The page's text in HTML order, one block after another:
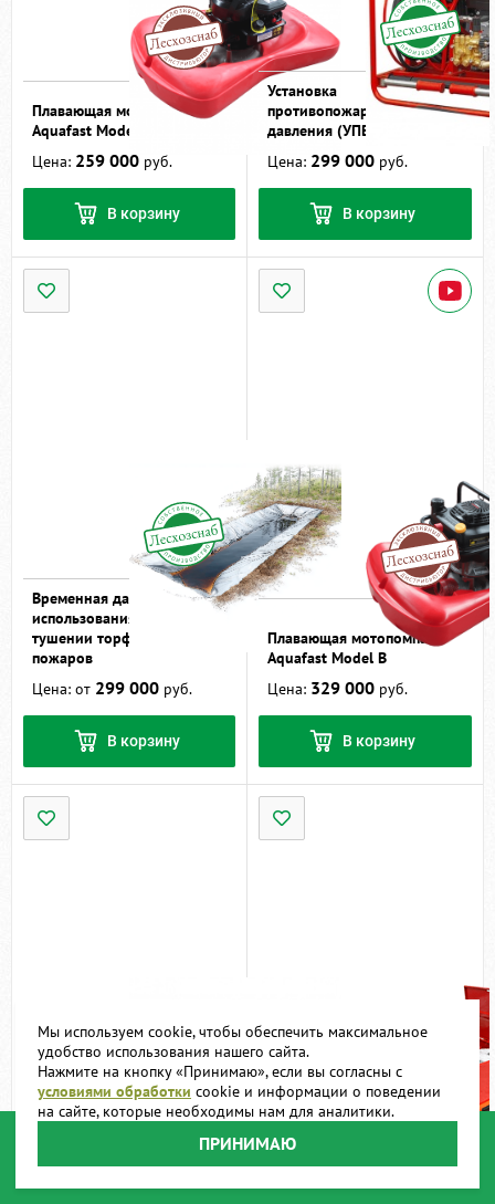
Плавающая мотопомпа
Aquafast Model A
Цена: 259 000 руб.
В корзину
Установка
противопожарная высокого
давления (УПВД) Ермак
Цена: 299 000 руб.
В корзину
Временная дамба БОБР для
использования при
тушении торфяных
пожаров
Цена: от 299 000 руб.
В корзину
Плавающая мотопомпа
Aquafast Model B
Цена: 329 000 руб.
В корзину
Легкий пожарный модуль
ЛПМ Ермак
379 000
Прицепной пожарный
модуль для квадроцикла
ППМК-0,2
1 090 000
Мы используем cookie, чтобы обеспечить максимальное
удобство использования нашего сайта.
Нажмите на кнопку «Принимаю», если вы согласны с
условиями обработки cookie и информации о поведении
на сайте, которые необходимы нам для аналитики.
ПРИНИМАЮ